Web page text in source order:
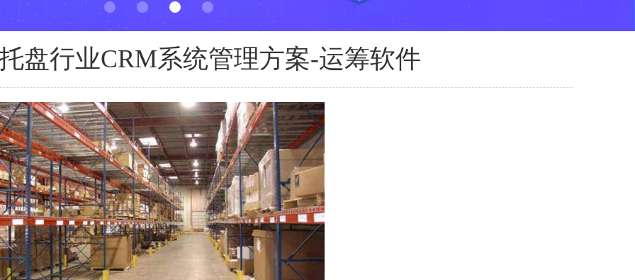
盘行业CRM系统管理方案-运筹软件